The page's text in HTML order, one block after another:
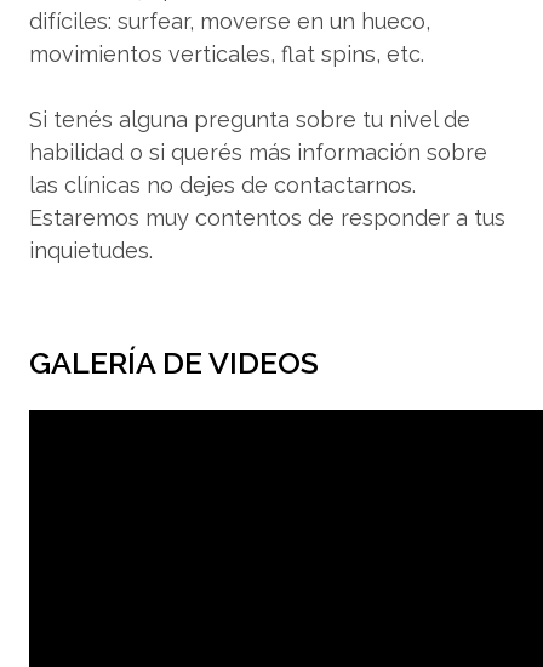
difíciles: surfear, moverse en un hueco,
movimientos verticales, flat spins, etc.
Si tenés alguna pregunta sobre tu nivel de
habilidad o si querés más información sobre
las clínicas no dejes de contactarnos.
Estaremos muy contentos de responder a tus
inquietudes.
GALERÍA DE VIDEOS